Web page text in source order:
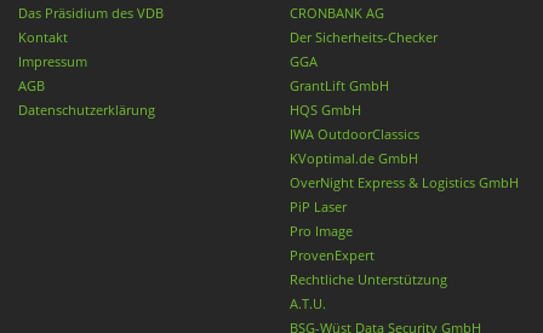
Das Präsidium des VDB
Kontakt
Impressum
AGB
Datenschutzerklärung
CRONBANK AG
Der Sicherheits-Checker
GGA
GrantLift GmbH
HQS GmbH
IWA OutdoorClassics
KVoptimal.de GmbH
OverNight Express & Logistics GmbH
PiP Laser
Pro Image
ProvenExpert
Rechtliche Unterstützung
A.T.U.
BSG-Wüst Data Security GmbH